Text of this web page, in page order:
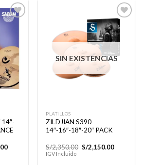
a la
lista de
deseos
14″-
El
Añadir
lista de
deseos
SIN EXISTENCIAS
PLATILLOS
ZILDJIAN S390
14″-16″-18″-20″ PACK
S/2,350.00 El
precio
S/2,150.00El
IGV Incluido